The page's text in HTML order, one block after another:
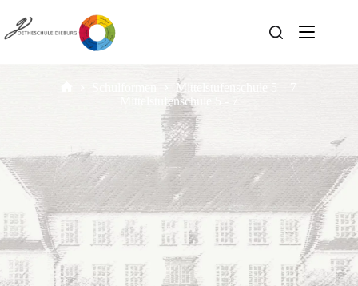
Mittelstufenschule 5 – 7
Mittelstufenschule 5 - 7